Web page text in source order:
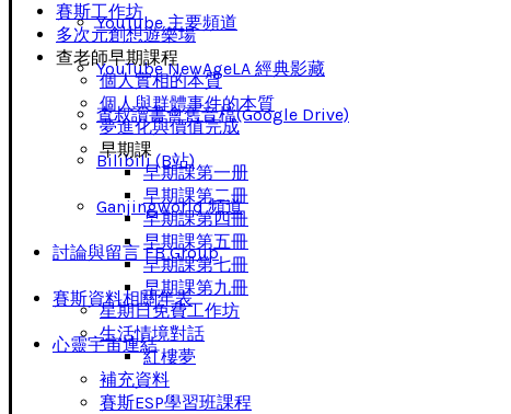
YouTube 主要頻道
YouTube NewAgeLA 經典影藏
查叔讀書會舊音檔(Google Drive)
Bilibili (B站)
Ganjingworld 頻道
討論與留言 FB Group
賽斯資料相關年表
心靈宇宙連結
賽斯工作坊
多次元創想遊樂場
查老師早期課程
個人實相的本質
個人與群體事件的本質
夢進化與價值完成
早期課
早期課第一册
早期課第二冊
早期課第四冊
早期課第五冊
早期課第七冊
早期課第九冊
星期日免費工作坊
生活情境對話
紅樓夢
補充資料
賽斯ESP學習班課程